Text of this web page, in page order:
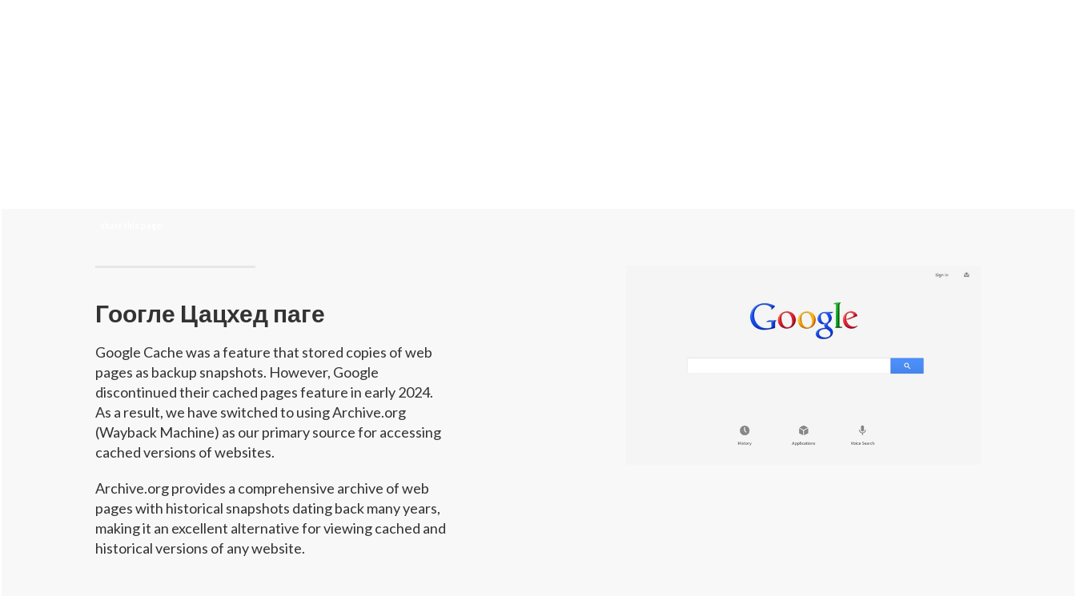
Гоогле Цацхед паге
Google Cache was a feature that stored copies of web
pages as backup snapshots. However, Google
discontinued their cached pages feature in early 2024.
As a result, we have switched to using Archive.org
(Wayback Machine) as our primary source for accessing
cached versions of websites.
Archive.org provides a comprehensive archive of web
pages with historical snapshots dating back many years,
making it an excellent alternative for viewing cached and
historical versions of any website.